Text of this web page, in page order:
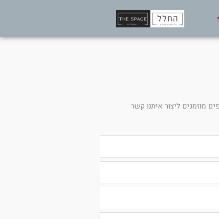
מוזמנים ליצור איתנו קשר